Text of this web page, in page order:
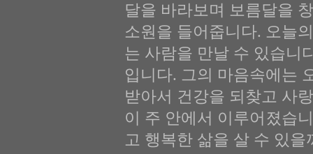
달을 바라보며 보름달을
소원을 들어줍니다. 오늘
는 사람을 만날 수 있습니
입니다. 그의 마음속에는
받아서 건강을 되찾고 사
이 주 안에서 이루어졌습
고 행복한 삶을 살 수 있을